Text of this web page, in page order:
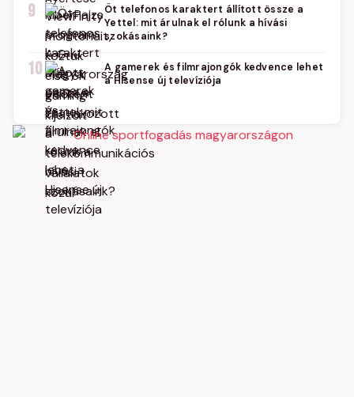
9
Öt telefonos karaktert állított össze a
Yettel: mit árulnak el rólunk a hívási
szokásaink?
10
A gamerek és filmrajongók kedvence lehet
a Hisense új televíziója